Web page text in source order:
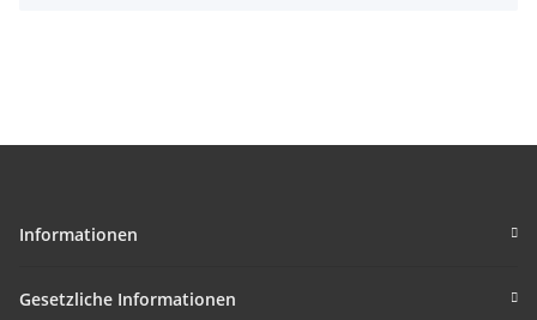
Informationen
Gesetzliche Informationen